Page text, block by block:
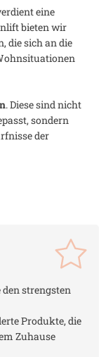
eine
bieten wir
die sich an die
. Diese sind nicht
sondern
der
strengsten
Produkte, die
Zuhause